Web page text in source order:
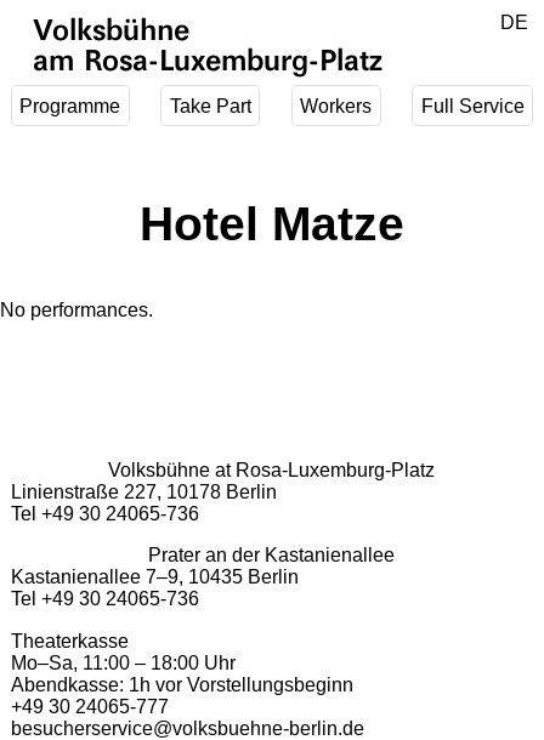
Volksbühne
am Rosa-Luxemburg-Platz
Programme Take Part Workers Full Service
DE
Hotel Matze
No performances.
Volksbühne at Rosa-Luxemburg-Platz
Linienstraße 227, 10178 Berlin
Tel +49 30 24065-736
Prater an der Kastanienallee
Kastanienallee 7–9, 10435 Berlin
Tel +49 30 24065-736
Theaterkasse
Mo–Sa, 11:00 – 18:00 Uhr
Abendkasse: 1h vor Vorstellungsbeginn
+49 30 24065-777
besucherservice@volksbuehne-berlin.de